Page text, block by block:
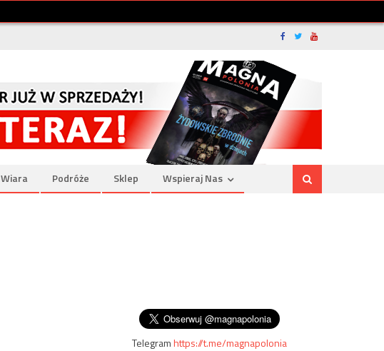
Wiara Podróże Sklep Wspieraj Nas
Telegramhttps://t.me/magnapolonia